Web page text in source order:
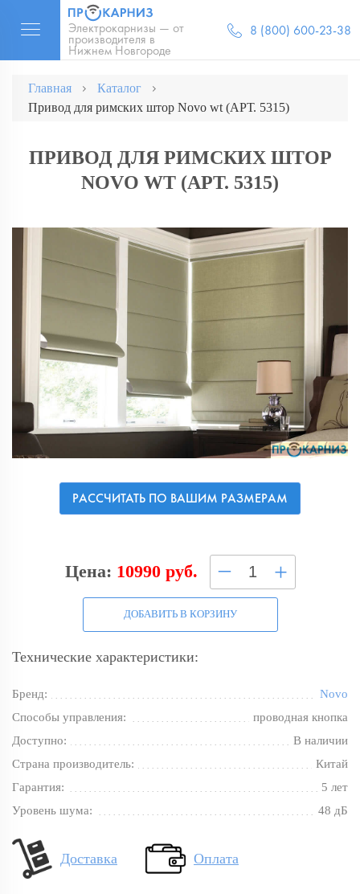
Электрокарнизы — от
производителя в
Нижнем Новгороде
8 (800) 600-23-38
Главная
Каталог
Привод для римских штор Novo wt (АРТ. 5315)
ПРИВОД ДЛЯ РИМСКИХ ШТОР
NOVO WT (АРТ. 5315)
РАССЧИТАТЬ ПО ВАШИМ РАЗМЕРАМ
Цена: 10990 руб. – +
ДОБАВИТЬ В КОРЗИНУ
Технические характеристики:
Бренд:
Novo
Способы управления:
проводная кнопка
Доступно:
В наличии
Страна производитель:
Китай
Гарантия:
5 лет
Уровень шума:
48 дБ
Доставка Оплата